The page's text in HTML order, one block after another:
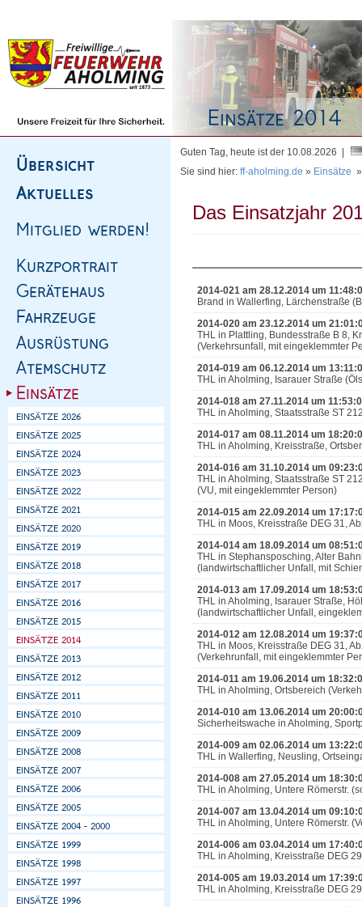
Guten Tag, heute ist der 10.08.2026 |
Sie sind hier: ff-aholming.de » Einsätze
Das Einsatzjahr
2014-021 am 28.12.2014 um
Brand in Wallerfing, Lärchenstraße
2014-020 am 23.12.2014 um
THL in Plattling, Bundesstraße B 8,
(Verkehrsunfall, mit eingeklemmter
2014-019 am 06.12.2014 um
THL in Aholming, Isarauer Straße
2014-018 am 27.11.2014 um
THL in Aholming, Staatsstraße ST
2014-017 am 08.11.2014 um
THL in Aholming, Kreisstraße,
2014-016 am 31.10.2014 um
THL in Aholming, Staatsstraße ST
(VU, mit eingeklemmter Person)
2014-015 am 22.09.2014 um
THL in Moos, Kreisstraße DEG 31,
2014-014 am 18.09.2014 um
THL in Stephansposching, Alter
(landwirtschaftlicher Unfall, mit
2014-013 am 17.09.2014 um
THL in Aholming, Isarauer Straße,
(landwirtschaftlicher Unfall,
2014-012 am 12.08.2014 um
THL in Moos, Kreisstraße DEG 31,
(Verkehrunfall, mit eingeklemmter
2014-011 am 19.06.2014 um
THL in Aholming, Ortsbereich
2014-010 am 13.06.2014 um
Sicherheitswache in Aholming,
2014-009 am 02.06.2014 um
THL in Wallerfing, Neusling,
2014-008 am 27.05.2014 um
THL in Aholming, Untere Römerstr.
2014-007 am 13.04.2014 um
THL in Aholming, Untere Römerstr.
2014-006 am 03.04.2014 um
THL in Aholming, Kreisstraße DEG
2014-005 am 19.03.2014 um
THL in Aholming, Kreisstraße DEG